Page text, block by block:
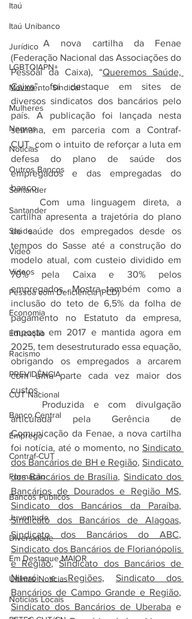
Itaú
Itaú Unibanco
Jurídico
LGBTQIAPN+
Movimento Sindical
Mulheres
Negros
Notícias
Outros Bancos
Santander
Santander
Saúde
Vídeo
Vídeos
Pessoa com Deficiência (PCD)
Economia
Educação
Racismo
PREVIDÊNCIA
CUT Nacional
Banco Central
Emprego
Contraf-CUT
Formação
Bancos Públicos
Juventude
Diversidade
Em Destaque MAIOR
Últimas Notícias
Notícias Locais
	A nova cartilha da Fenae
(Federação Nacional das Associações do
Pessoal da Caixa), “Queremos Saúde,
Caixa”, foi destaque em sites de
diversos sindicatos dos bancários pelo
país. A publicação foi lançada nesta
semana, em parceria com a Contraf-
CUT, com o intuito de reforçar a luta em
defesa do plano de saúde dos
empregados e das empregadas do
banco.
cartilha apresenta a trajetória do plano
de saúde dos empregados desde os
tempos do Sasse até a construção do
modelo atual, com custeio dividido em
70% pela Caixa e 30% pelos
empregados. Mostra também como a
inclusão do teto de 6,5% da folha de
pagamento no Estatuto da empresa,
imposta em 2017 e mantida agora em
2025, tem desestruturado essa equação,
obrigando os empregados a arcarem
com uma parte cada vez maior dos
custos.
articulada pela Gerência de
Comunicação da Fenae, a nova cartilha
foi notícia, até o momento, no Sindicato
dos Bancários de BH e Região, Sindicato
dos Bancários de Brasília, Sindicato dos
Bancários de Dourados e Região MS
Sindicato dos Bancários da Paraíba
Sindicato dos Bancários de Alagoas
Sindicato dos Bancários do ABC
Sindicato dos Bancários de Florianópolis
e Região, Sindicato dos Bancários de
Niterói e Regiões, Sindicato dos
Bancários de Campo Grande e Região
Sindicato dos Bancários de Uberaba